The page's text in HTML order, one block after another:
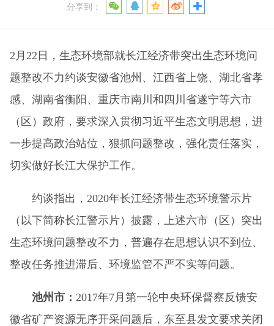
分享到：
2月22日，生态环境部就长江经济带突出生态环境问
题整改不力约谈安徽省池州、江西省上饶、湖北省孝
感、湖南省衡阳、重庆市南川和四川省遂宁等六市
（区）政府，要求深入贯彻习近平生态文明思想，进
一步提高政治站位，狠抓问题整改，强化责任落实，
切实做好长江大保护工作。
约谈指出，2020年长江经济带生态环境警示片
（以下简称长江警示片）披露，上述六市（区）突出
生态环境问题整改不力，普遍存在思想认识不到位、
整改任务推进滞后、环境监管不严不实等问题。
池州市： 2017年7月第一轮中央环保督察反馈安
徽省矿产资源无序开采问题后，东至县发文要求关闭